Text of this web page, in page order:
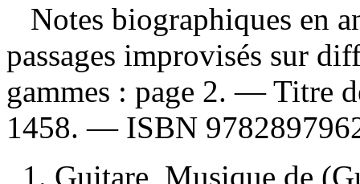
Notes biographiques en
passages improvisés sur
gammes : page 2. — Titre
1458. — ISBN
1. Guitare, Musique de